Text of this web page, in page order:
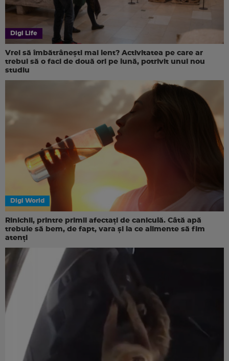
Digi Life
Vrei să îmbătrânești mai lent? Activitatea pe care ar
trebui să o faci de două ori pe lună, potrivit unui nou
studiu
Digi World
Rinichii, printre primii afectați de caniculă. Câtă apă
trebuie să bem, de fapt, vara și la ce alimente să fim
atenți